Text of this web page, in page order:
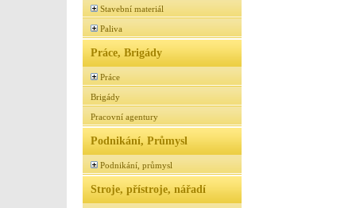
Stavební materiál
Paliva
Práce, Brigády
Práce
Brigády
Pracovní agentury
Podnikání, Průmysl
Podnikání, průmysl
Stroje, přístroje, nářadí